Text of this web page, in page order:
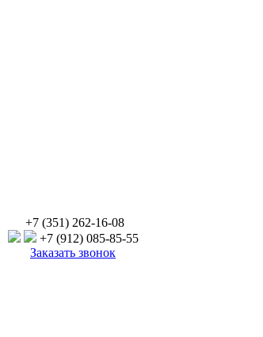
+7 (351) 262-16-08
+7 (912) 085-85-55
Заказать звонок